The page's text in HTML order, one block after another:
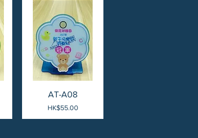
AT-A08
價格
HK$55.00